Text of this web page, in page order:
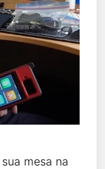
mesa na